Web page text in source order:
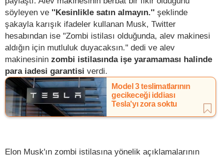
söyleyen ve ''Kesinlikle satın almayın.'' şeklinde
şakayla karışık ifadeler kullanan Musk, Twitter
hesabından ise ''Zombi istilası olduğunda, alev makinesi
aldığın için mutluluk duyacaksın.'' dedi ve alev
makinesinin zombi istilasında işe yaramaması halinde
para iadesi garantisi verdi.
Model 3 teslimatlarının
gecikeceği iddiası
Tesla'yı zora soktu
Elon Musk'ın zombi istilasına yönelik açıklamalarının